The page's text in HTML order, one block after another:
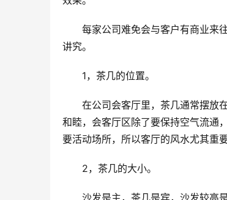
每家公司难免会与客户有商业来往
讲究。
1，茶几的位置。
在公司会客厅里，茶几通常摆放在
和睦，会客厅区除了要保持空气流通
要活动场所，所以客厅的风水尤其重要
2，茶几的大小。
沙发是主，茶几是宾，沙发较高是